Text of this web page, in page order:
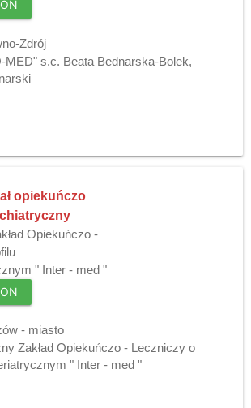
Zdrój
MED" s.c. Beata Bednarska-Bolek,
opiekuńczo
Opiekuńczo -
" Inter - med "
- miasto
Zakład Opiekuńczo - Leczniczy o
" Inter - med "